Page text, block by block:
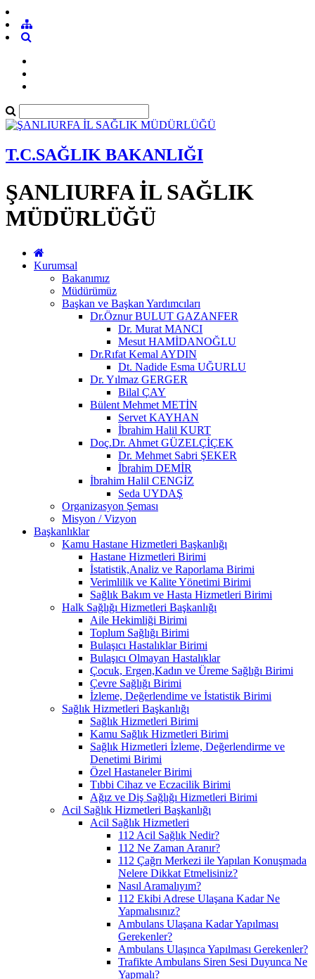
T.C.SAĞLIK BAKANLIĞI
ŞANLIURFA İL SAĞLIK
MÜDÜRLÜĞÜ
Kurumsal
Bakanımız
Müdürümüz
Başkan ve Başkan Yardımcıları
Dr.Öznur BULUT GAZANFER
Dr. Murat MANCI
Mesut HAMİDANOĞLU
Dr.Rıfat Kemal AYDIN
Dt. Nadide Esma UĞURLU
Dr. Yılmaz GERGER
Bilal ÇAY
Bülent Mehmet METİN
Servet KAYHAN
İbrahim Halil KURT
Doç.Dr. Ahmet GÜZELÇİÇEK
Dr. Mehmet Sabri ŞEKER
İbrahim DEMİR
İbrahim Halil CENGİZ
Seda UYDAŞ
Organizasyon Şeması
Misyon / Vizyon
Başkanlıklar
Kamu Hastane Hizmetleri Başkanlığı
Hastane Hizmetleri Birimi
İstatistik,Analiz ve Raporlama Birimi
Verimlilik ve Kalite Yönetimi Birimi
Sağlık Bakım ve Hasta Hizmetleri Birimi
Halk Sağlığı Hizmetleri Başkanlığı
Aile Hekimliği Birimi
Toplum Sağlığı Birimi
Bulaşıcı Hastalıklar Birimi
Bulaşıcı Olmayan Hastalıklar
Çocuk, Ergen,Kadın ve Üreme Sağlığı Birimi
Çevre Sağlığı Birimi
İzleme, Değerlendime ve İstatistik Birimi
Sağlık Hizmetleri Başkanlığı
Sağlık Hizmetleri Birimi
Kamu Sağlık Hizmetleri Birimi
Sağlık Hizmetleri İzleme, Değerlendirme ve
Denetimi Birimi
Özel Hastaneler Birimi
Tıbbi Cihaz ve Eczacilik Birimi
Ağız ve Diş Sağlığı Hizmetleri Birimi
Acil Sağlık Hizmetleri Başkanlığı
Acil Sağlık Hizmetleri
112 Acil Sağlık Nedir?
112 Ne Zaman Aranır?
112 Çağrı Merkezi ile Yapılan Konuşmada
Nelere Dikkat Etmelisiniz?
Nasıl Aramalıyım?
112 Ekibi Adrese Ulaşana Kadar Ne
Yapmalısınız?
Ambulans Ulaşana Kadar Yapılması
Gerekenler?
Ambulans Ulaşınca Yapılması Gerekenler?
Trafikte Ambulans Siren Sesi Duyunca Ne
Yapmalı?